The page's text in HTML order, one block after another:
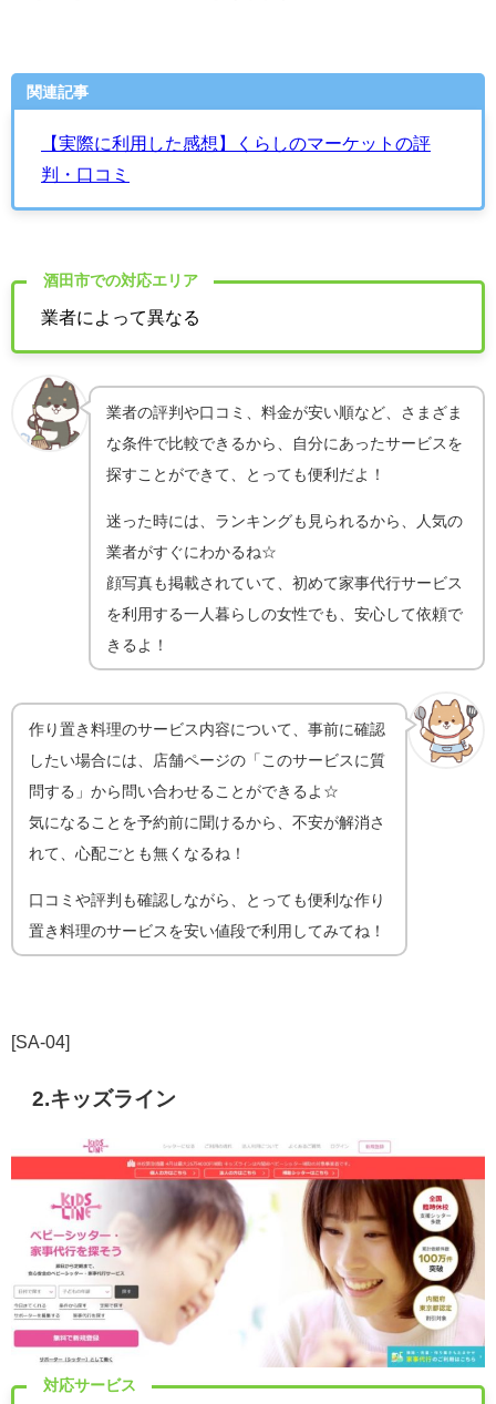
関連記事
【実際に利用した感想】くらしのマーケットの評
判・口コミ
酒田市での対応エリア
業者によって異なる
業者の評判や口コミ、料金が安い順など、さまざま
な条件で比較できるから、自分にあったサービスを
探すことができて、とっても便利だよ！
迷った時には、ランキングも見られるから、人気の
業者がすぐにわかるね☆
顔写真も掲載されていて、初めて家事代行サービス
を利用する一人暮らしの女性でも、安心して依頼で
きるよ！
作り置き料理のサービス内容について、事前に確認
したい場合には、店舗ページの「このサービスに質
問する」から問い合わせることができるよ☆
気になることを予約前に聞けるから、不安が解消さ
れて、心配ごとも無くなるね！
口コミや評判も確認しながら、とっても便利な作り
置き料理のサービスを安い値段で利用してみてね！
[SA-04]
2.キッズライン
対応サービス